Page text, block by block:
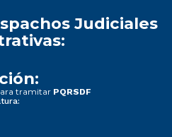
Judiciales
tramitar PQRSDF